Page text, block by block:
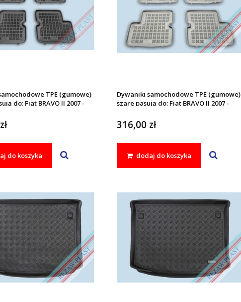
TPE (gumowe)
do: Fiat BRAVO II 2007 -
do koszyka
Dywaniki samochodowe TPE (gumowe)
szare pasują do: Fiat BRAVO II 2007 -
316,00 zł
dodaj do koszyka